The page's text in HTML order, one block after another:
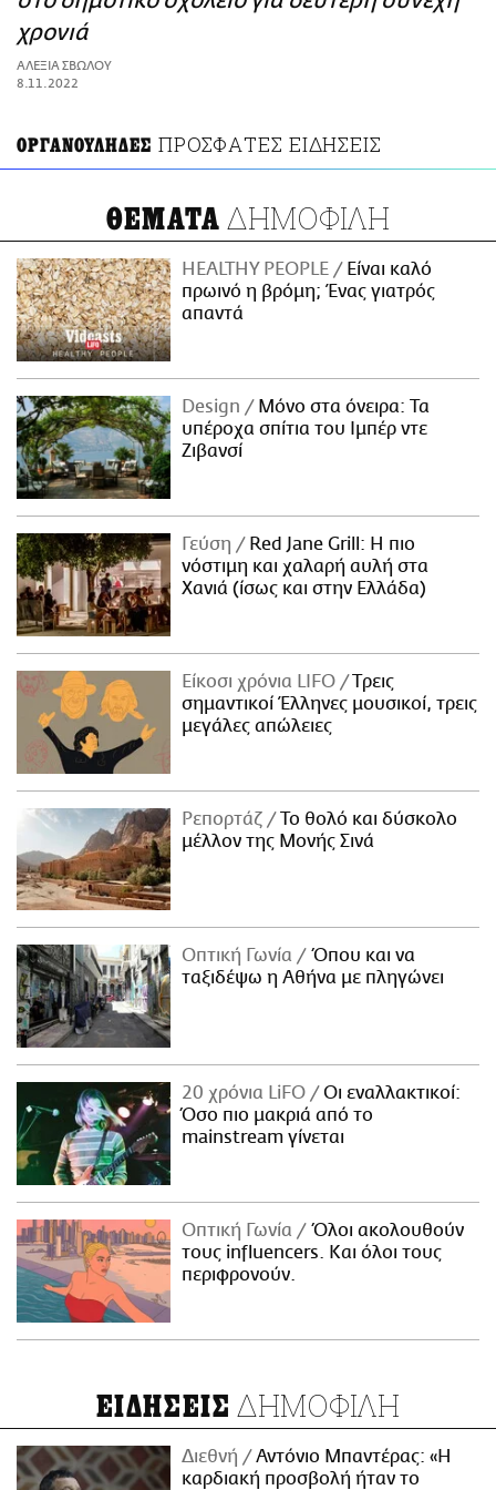
ΑΜΠΑ
PRINT
χρονιά
ΑΛΕΞΙΑ ΣΒΩΛΟΥ
8.11.2022
ΟΡΓΑΝΟΥΛΗΔΕΣ ΠΡΟΣΦΑΤΕΣ ΕΙΔΗΣΕΙΣ
ΘΕΜΑΤΑ ΔΗΜΟΦΙΛΗ
HEALTHY PEOPLE
Είναι καλό
πρωινό η βρόμη; Ένας γιατρός
απαντά
Design
Μόνο στα όνειρα: Τα
υπέροχα σπίτια του Ιμπέρ ντε
Ζιβανσί
Γεύση
Red Jane Grill: Η πιο
νόστιμη και χαλαρή αυλή στα
Χανιά (ίσως και στην Ελλάδα)
Είκοσι χρόνια LIFO
Tρεις
σημαντικοί Έλληνες μουσικοί, τρεις
μεγάλες απώλειες
Ρεπορτάζ
Το θολό και δύσκολο
μέλλον της Μονής Σινά
Οπτική Γωνία
Όπου και να
ταξιδέψω η Αθήνα με πληγώνει
20 χρόνια LiFO
Οι εναλλακτικοί:
Όσο πιο μακριά από το
mainstream γίνεται
Οπτική Γωνία
Όλοι ακολουθούν
τους influencers. Και όλοι τους
περιφρονούν.
ΕΙΔΗΣΕΙΣ ΔΗΜΟΦΙΛΗ
Διεθνή
Αντόνιο Μπαντέρας: «Η
καρδιακή προσβολή ήταν το